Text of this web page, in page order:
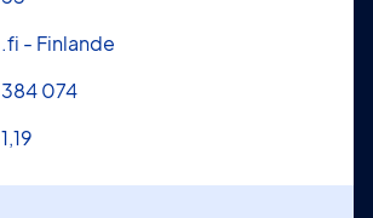
.fi - Finlande
384 074
1,19